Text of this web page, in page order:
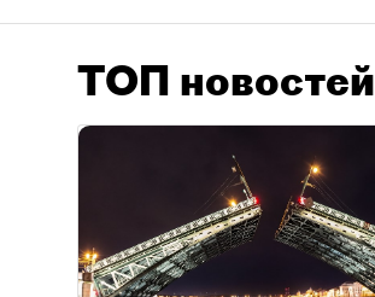
ТОП новостей